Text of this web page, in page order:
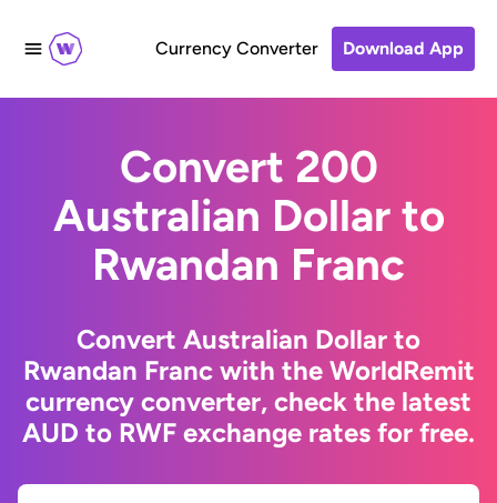
Currency Converter Download App
Convert 200
Australian Dollar to
Rwandan Franc
Convert Australian Dollar to
Rwandan Franc with the WorldRemit
currency converter, check the latest
AUD to RWF exchange rates for free.